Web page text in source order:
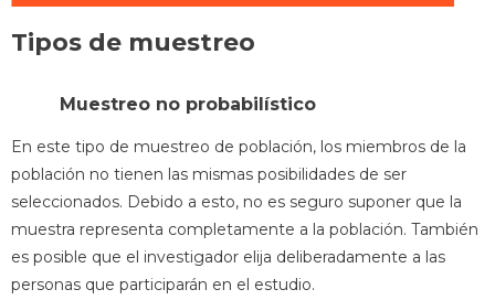
Tipos de muestreo
Muestreo no probabilístico
En este tipo de muestreo de población, los miembros de la
población no tienen las mismas posibilidades de ser
seleccionados. Debido a esto, no es seguro suponer que la
muestra representa completamente a la población. También
es posible que el investigador elija deliberadamente a las
personas que participarán en el estudio.